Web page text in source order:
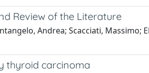
Review of the Literature
Andrea; Scacciati, Massimo;
thyroid carcinoma